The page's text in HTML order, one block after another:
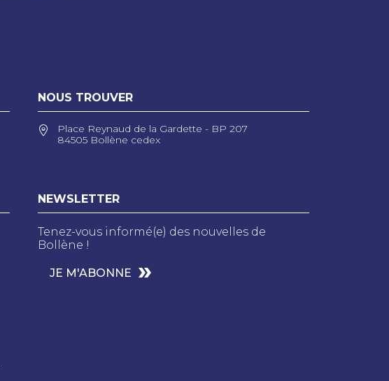
NOUS TROUVER
Place Reynaud de la Gardette - BP 207
84505 Bollène cedex
NEWSLETTER
Tenez-vous informé(e) des nouvelles de
Bollène !
JE M'ABONNE